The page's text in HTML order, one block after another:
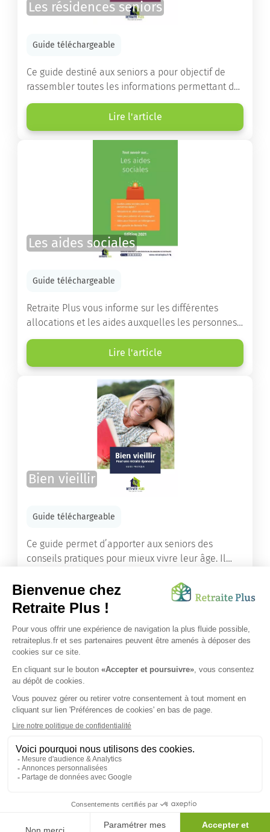
Les résidences seniors
Guide téléchargeable
Ce guide destiné aux seniors a pour objectif de
rassembler toutes les informations permettant de
choisir la résidence services seniors adaptée.
Lire l'article
Les aides sociales
Guide téléchargeable
Retraite Plus vous informe sur les différentes
allocations et les aides auxquelles les personnes
âgées ont droit pour financer un séjour en maison
de retraite ou un maintien à domicile.
Lire l'article
Bien vieillir
Guide téléchargeable
Ce guide permet d’apporter aux seniors des
conseils pratiques pour mieux vivre leur âge. Il
améliorer sa santé grâce à l’alimentation...
Lire l'article
Vous avez besoin d’une aide de nos équipes ?
Obtenir les tarifs & disponibilités
SUIVEZ-NOUS SUR :
Protection données personnelles
Nous vous informons de l'existence de la liste d'opposition
au démarchage téléphonique. Inscription surbloctel.gouv.fr
© 2026 Retraite Plus - Tous droits réservés - Plan du site